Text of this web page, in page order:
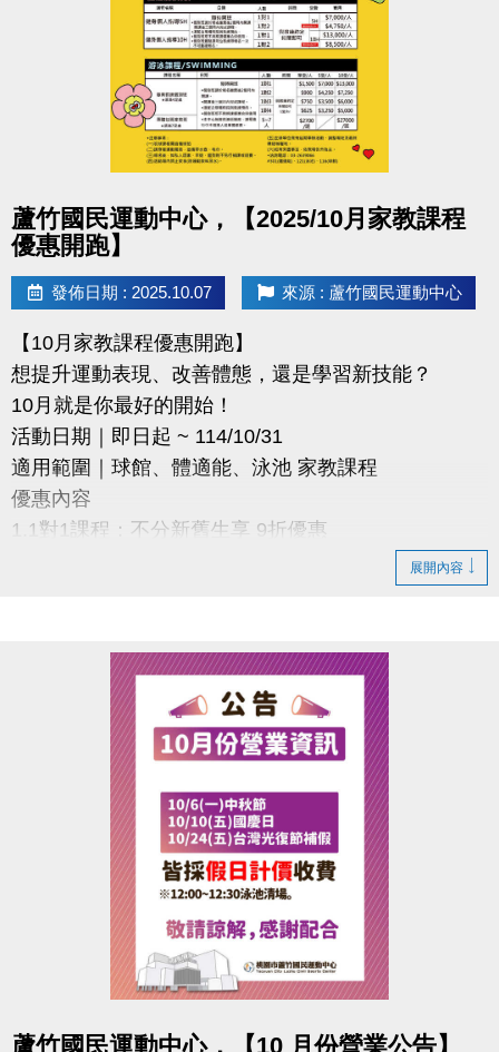
有問題歡迎私訊小編或電話詢問：03-2639066 #106
詳細參賽辦法請掃描QR-Code查看
快標記身邊有小小畫家的朋友，一起來報名！
#蘆竹國民運動中心 #著色比賽 #兒童繪畫 #親子活動
#桃園童趣 #繪畫比賽
蘆竹國民運動中心，【2025/10月家教課程
優惠開跑】
發佈日期 : 2025.10.07 來源 : 蘆竹國民運動中心
【10月家教課程優惠開跑】
想提升運動表現、改善體態，還是學習新技能？
10月就是你最好的開始！
活動日期｜即日起 ~ 114/10/31
適用範圍｜球館、體適能、泳池 家教課程
優惠內容
1.1對1課程：不分新舊生享 9折優惠
2.20堂課程：報名即享 85折優惠(一對一課程不包含在
數量有限，送完為止)
展開內容
蘆竹國民運動中心，【10 月份營業公告】